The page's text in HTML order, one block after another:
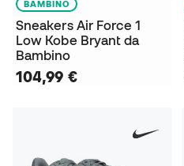
BAMBINO
Sneakers Air Force 1
Low Kobe Bryant da
Bambino
104,99 €